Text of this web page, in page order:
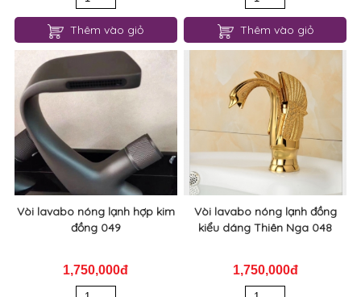
Vòi nước lavabo nóng lạnh
phong cách châu Âu đẹp 051
1,100,000đ
Thêm vào giỏ
Vòi lavabo nóng lạnh đồng
sang trọng 050
1,750,000đ
Thêm vào giỏ